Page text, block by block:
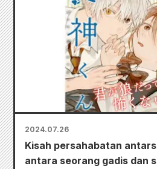
2024.07.26
Kisah persahabatan
antara seorang gadis dan